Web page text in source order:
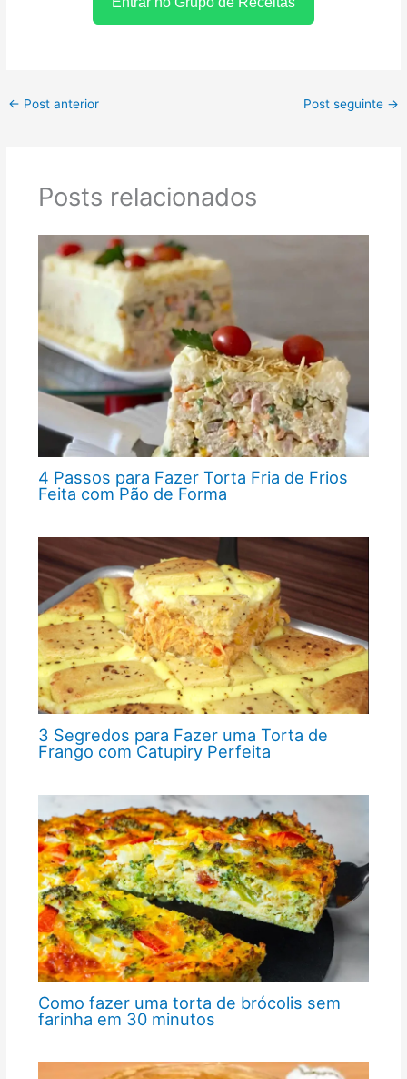
← Post anterior Post seguinte →
Posts relacionados
4 Passos para Fazer Torta Fria de Frios
Feita com Pão de Forma
3 Segredos para Fazer uma Torta de
Frango com Catupiry Perfeita
Como fazer uma torta de brócolis sem
farinha em 30 minutos